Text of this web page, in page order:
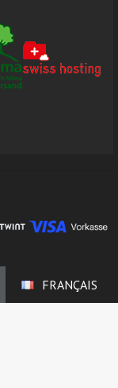
FRANÇAIS